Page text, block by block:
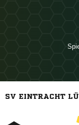
SV EINTRACHT